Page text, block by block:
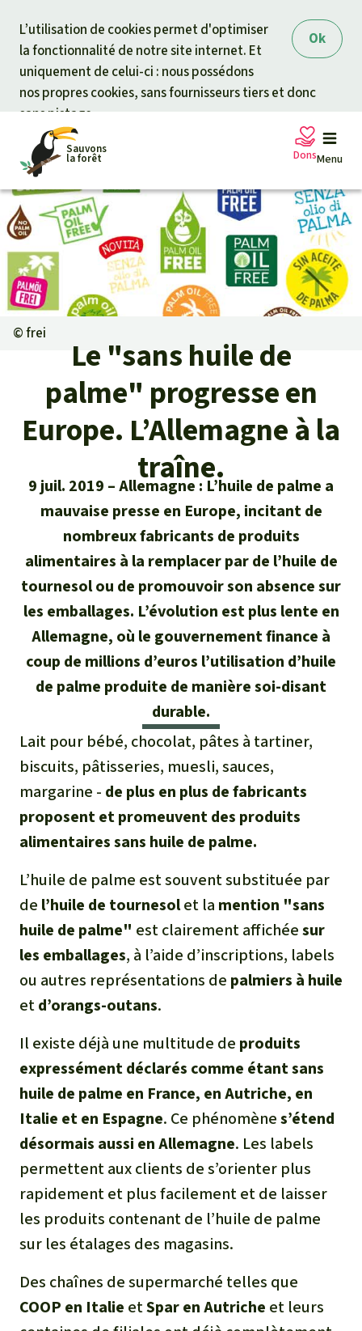
Ok
L’utilisation de cookies permet d'optimiser
la fonctionnalité de notre site internet. Et
uniquement de celui-ci : nous possédons
nos propres cookies, sans fournisseurs tiers et donc
sans pistage.
Sauvons
la forêt Menu
Pétitions
Projets
Pour approfondir
Actualités
Succès
Lettre d'information
Thématiques
Climat et forêt tropicale
La biodiversité
L'huile de palme
Les aires protégées
La forêt tropicale
Le bois tropical
Les biocarburants
L’aluminium
L'élevage industriel
L'or
L'accaparement des terres
Le braconnage
Les barrages
Le ciment et le béton
Les routes
Association
Sauvons la forêt
Qui sommes-nous ?
Nous contacter
Transparence
Questions fréquentes
Rapports annuels
Mentions légales
Médias
Communiqués
Dans la presse
Français
Deutsch
English
Español
Italiano
Português
Indonesia
Dons
Votre soutien est capital
Don général
Fonds d'urgence
Certificats de don
Questions & réponses
Don pour un thème
Protection des animaux
Protection des forêts tropicales
Soutien aux activistes
Don pour une région
Asie du Sud-Est
Afrique
©frei
Le "sans huile de
palme" progresse en
Europe. L’Allemagne à la
traîne.
9 juil. 2019
Allemagne : L’huile de palme a
mauvaise presse en Europe, incitant de
nombreux fabricants de produits
alimentaires à la remplacer par de l’huile de
tournesol ou de promouvoir son absence sur
les emballages. L’évolution est plus lente en
Allemagne, où le gouvernement finance à
coup de millions d’euros l’utilisation d’huile
de palme produite de manière soi-disant
durable.
Lait pour bébé, chocolat, pâtes à tartiner,
biscuits, pâtisseries, muesli, sauces,
margarine - de plus en plus de fabricants
proposent et promeuvent des produits
alimentaires sans huile de palme.
L’huile de palme est souvent substituée par
de l’huile de tournesolet la mention "sans
huile de palme" est clairement affichéesur
les emballages, à l’aide d’inscriptions, labels
ou autres représentations de palmiers à huile
etd’orangs-outans.
Il existe déjà une multitude de produits
expressément déclarés comme étant sans
huile de palme en France, en Autriche, en
Italie et en Espagne. Ce phénomènes’étend
désormais aussi en Allemagne. Les labels
permettent aux clients de s’orienter plus
rapidement et plus facilement et de laisser
les produits contenant de l’huile de palme
sur les étalages des magasins.
Des chaînes de supermarché telles que
COOP en Italie etSparen Autriche et leurs